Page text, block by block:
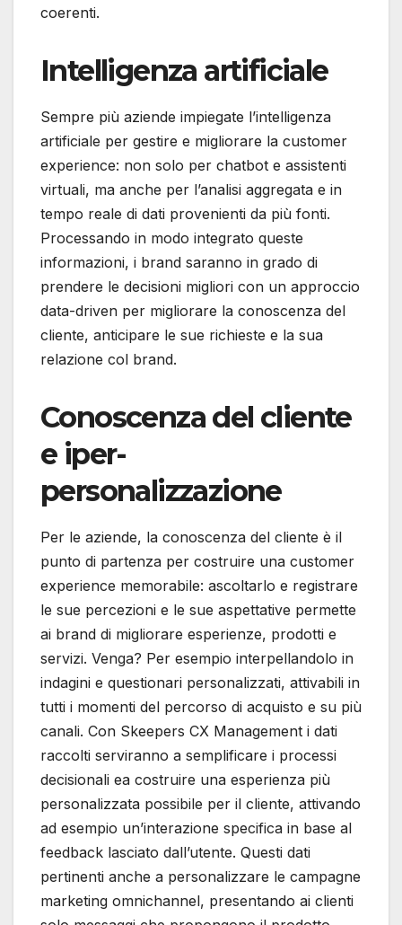
coerenti.
Intelligenza artificiale
Sempre più aziende impiegate l’intelligenza
artificiale per gestire e migliorare la customer
experience: non solo per chatbot e assistenti
virtuali, ma anche per l’analisi aggregata e in
tempo reale di dati provenienti da più fonti.
Processando in modo integrato queste
informazioni, i brand saranno in grado di
prendere le decisioni migliori con un approccio
data-driven per migliorare la conoscenza del
cliente, anticipare le sue richieste e la sua
relazione col brand.
Conoscenza del cliente
e iper-
personalizzazione
Per le aziende, la conoscenza del cliente è il
punto di partenza per costruire una customer
experience memorabile: ascoltarlo e registrare
le sue percezioni e le sue aspettative permette
ai brand di migliorare esperienze, prodotti e
servizi. Venga? Per esempio interpellandolo in
indagini e questionari personalizzati, attivabili in
tutti i momenti del percorso di acquisto e su più
canali. Con Skeepers CX Management i dati
raccolti serviranno a semplificare i processi
decisionali ea costruire una esperienza più
personalizzata possibile per il cliente, attivando
ad esempio un’interazione specifica in base al
feedback lasciato dall’utente. Questi dati
pertinenti anche a personalizzare le campagne
marketing omnichannel, presentando ai clienti